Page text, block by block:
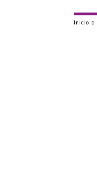
Inicio